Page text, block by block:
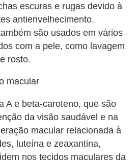
escuras e rugas devido à
antienvelhecimento.
são usados ​​em vários
com a pele, como lavagem
rosto.
macular
A e beta-caroteno, que são
da visão saudável e na
macular relacionada à
luteína e zeaxantina,
nos tecidos maculares da